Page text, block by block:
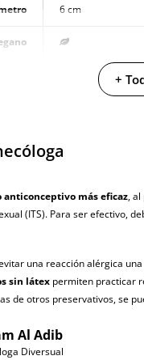
6 cm
El viernes 7 de
+
anticonceptivo más eficaz,
(ITS). Para ser efectivo,
una reacción alérgica
sin látex permiten practicar
de otros preservativos, se
Al Adib
Diversual